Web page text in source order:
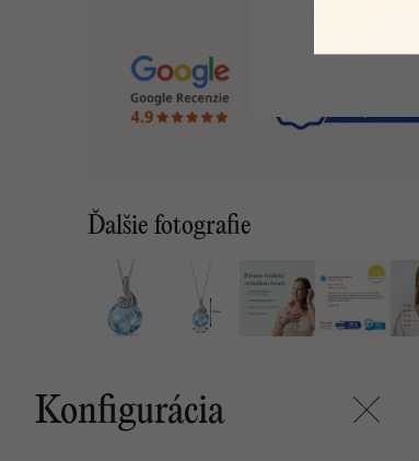
Ďalšie fotografie
Konfigurácia